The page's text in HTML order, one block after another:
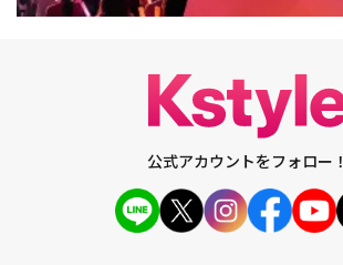
公式アカウントをフォロー！